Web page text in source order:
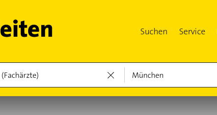
Suchen Service